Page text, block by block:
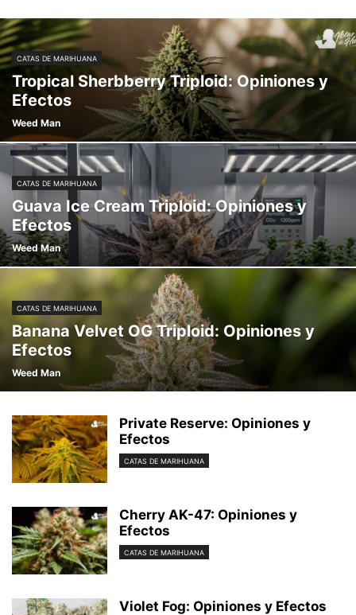
SIN CATEGORÍA TEST DE MARIHUANA VARIEDADES
CATAS DE MARIHUANA
Tropical Sherbberry Triploid: Opiniones y
Efectos
Weed Man
CATAS DE MARIHUANA
Guava Ice Cream Triploid: Opiniones y
Efectos
Weed Man
CATAS DE MARIHUANA
Banana Velvet OG Triploid: Opiniones y
Efectos
Weed Man
Private Reserve: Opiniones y
Efectos
CATAS DE MARIHUANA
Cherry AK-47: Opiniones y
Efectos
CATAS DE MARIHUANA
Violet Fog: Opiniones y Efectos